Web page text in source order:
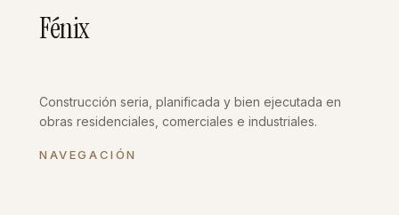
Fénix
Construcción seria, planificada y bien ejecutada en
obras residenciales, comerciales e industriales.
NAVEGACIÓN